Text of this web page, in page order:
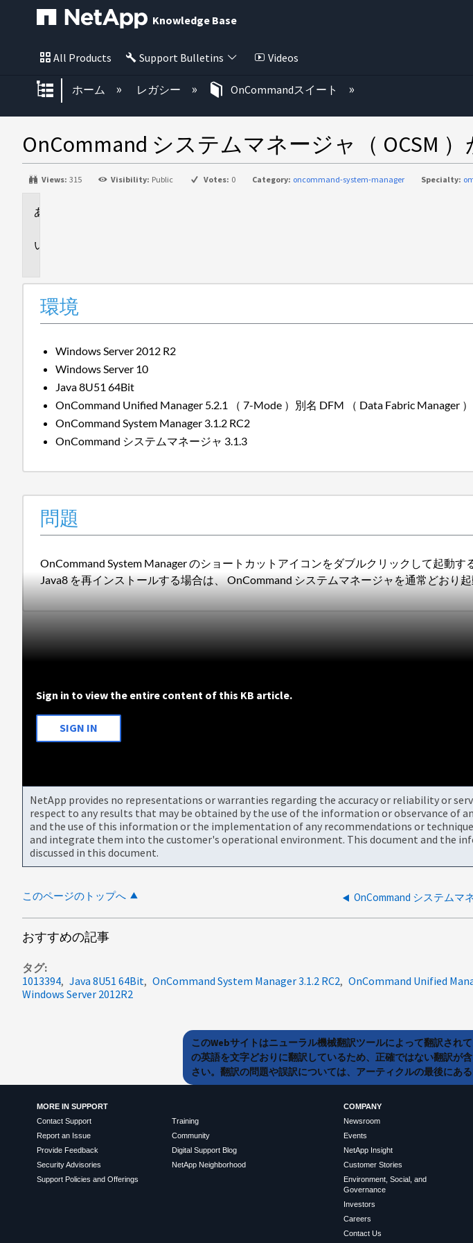
Knowledge Base
All Products Support Bulletins Videos
グローバル階層を展開/折りたたむ
ホーム レガシー OnCommandスイート
OnCommand システムマネージャ（ OCSM
Views: 315 Visibility: Public Votes: 0 Category: oncommand-system-manager Specialty:
環境
Windows Server 2012 R2
Windows Server 10
Java 8U51 64Bit
OnCommand Unified Manager 5.2.1 （ 7-Mode ）別名 DFM （ Data Fabric Manager ）
OnCommand System Manager 3.1.2 RC2
OnCommand システムマネージャ 3.1.3
問題
OnCommand System Manager のショートカットアイコンをダブルクリックして起動
Java8 を再インストールする場合は、 OnCommand システムマネージャを通常どおり起
Sign in to view the entire content of this KB article.
SIGN IN
NetApp provides no representations or warranties regarding the accuracy or reliability or
respect to any results that may be obtained by the use of the information or observance of
and the use of this information or the implementation of any recommendations or
and integrate them into the customer's operational environment. This document and the
discussed in this document.
このページのトップへ
おすすめの記事
タグ
1013394 Java 8U51 64Bit OnCommand System Manager 3.1.2 RC2 OnCommand Unified
Windows Server 2012R2
このWebサイトはニューラル機械翻訳ツールによって翻訳され
の英語を文字どおりに翻訳しているため、正確ではない翻訳が
さい。翻訳の問題や誤訳については、アーティクルの最後にあ
MORE IN SUPPORT
Contact Support
Report an Issue
Provide Feedback
Security Advisories
Support Policies and Offerings
Training
Community
Digital Support Blog
NetApp Neighborhood
COMPANY
Newsroom
Events
NetApp Insight
Customer Stories
Environment, Social, and
Governance
Investors
Careers
Contact Us